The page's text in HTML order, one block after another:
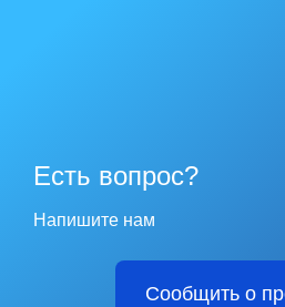
Есть вопрос?
Напишите нам
Сообщить о